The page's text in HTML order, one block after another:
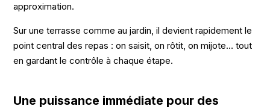
approximation.
Sur une terrasse comme au jardin, il devient rapidement le
point central des repas : on saisit, on rôtit, on mijote… tout
en gardant le contrôle à chaque étape.
Une puissance immédiate pour des